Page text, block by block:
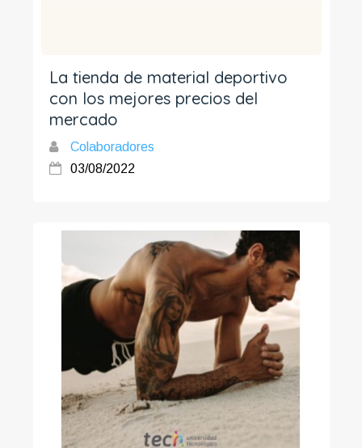
La tienda de material deportivo
con los mejores precios del
mercado
Colaboradores
03/08/2022